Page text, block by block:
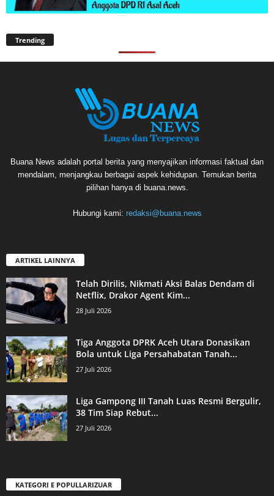
Trending
Buana News adalah portal berita yang menyajikan informasi faktual dan
mendalam, menjangkau berbagai aspek kehidupan. Temukan berita
pilihan hanya di buana.news.
Hubungi kami: redaksi@buana.news
ARTIKEL LAINNYA
Telah Dirilis, Nikmati Aksi Balas Dendam di
Netflix, Drakor Agent Kim...
28 Juli 2026
Tiga Anggota DPRK Aceh Utara Donasikan
Bola untuk Liga Persahabatan Tanah...
27 Juli 2026
Liga Gampong III Tanah Luas Resmi Bergulir,
38 Tim Siap Rebut...
27 Juli 2026
KATEGORI E POPULLARIZUAR